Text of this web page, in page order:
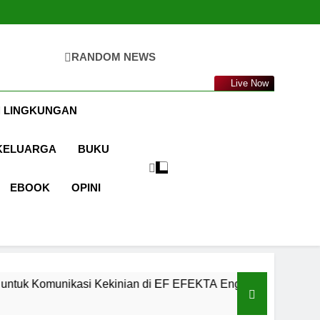
RANDOM NEWS
Live Now
LINGKUNGAN
BUKU
EBOOK OPINI
di EF EFEKTA English for Adults